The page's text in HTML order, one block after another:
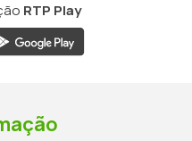
RTP Play